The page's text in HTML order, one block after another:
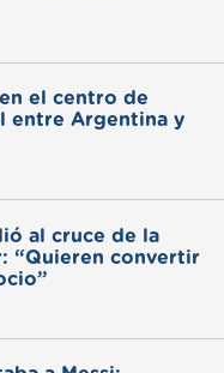
el centro de
entre Argentina y
al cruce de la
“Quieren convertir